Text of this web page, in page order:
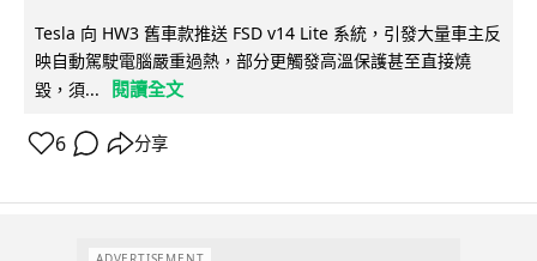
Tesla 向 HW3 舊車款推送 FSD v14 Lite 系統，引發大量車主反
映自動駕駛電腦嚴重過熱，部分更觸發高溫保護甚至直接燒
毀，須...
閱讀全文
6 分享